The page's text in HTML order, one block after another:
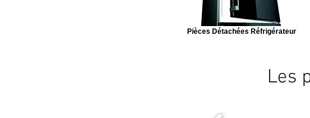
Pièces Détachées Réfrigérateur
Les